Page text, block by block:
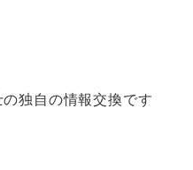
独自の情報交換です